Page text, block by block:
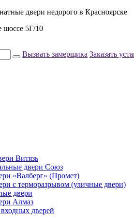
двери недорого в Красноярске
шоссе 5Г/10
Вызвать замерщика Заказать
Витязь
двери Союз
«Валберг» (Промет)
с терморазрывом (уличные двери)
двери
Алмаз
дверей